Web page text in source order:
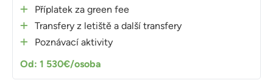
Příplatek za green fee
Transfery z letiště a další transfery
Poznávací aktivity
Od: 1 530€/osoba